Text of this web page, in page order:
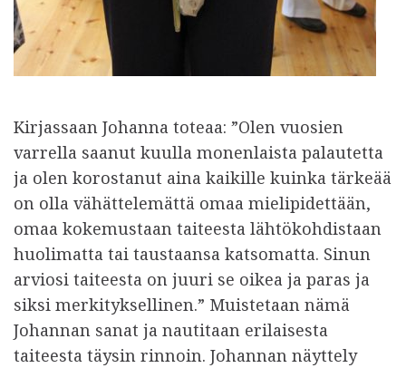
Kirjassaan Johanna toteaa: ”Olen vuosien
varrella saanut kuulla monenlaista palautetta
ja olen korostanut aina kaikille kuinka tärkeää
on olla vähättelemättä omaa mielipidettään,
omaa kokemustaan taiteesta lähtökohdistaan
huolimatta tai taustaansa katsomatta. Sinun
arviosi taiteesta on juuri se oikea ja paras ja
siksi merkityksellinen.” Muistetaan nämä
Johannan sanat ja nautitaan erilaisesta
taiteesta täysin rinnoin. Johannan näyttely